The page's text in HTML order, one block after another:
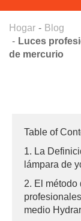
Hogar
Blog
Luces
de mercurio
Table of
1. La
lámpara de
2. El método
medio